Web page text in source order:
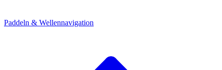
Paddeln & Wellennavigation